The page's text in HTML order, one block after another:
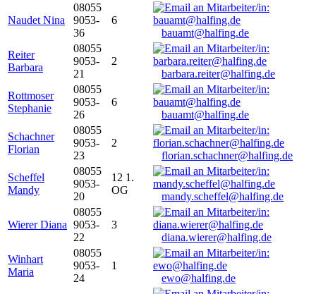
Naudet Nina
08055
9053-
36
6
bauamt@halfing.de
Reiter
Barbara
08055
9053-
21
2
barbara.reiter@halfing.de
Rottmoser
Stephanie
08055
9053-
26
6
bauamt@halfing.de
Schachner
Florian
08055
9053-
23
2
florian.schachner@halfing.de
Scheffel
Mandy
08055
9053-
20
12 1.
OG
mandy.scheffel@halfing.de
Wierer Diana
08055
9053-
22
3
diana.wierer@halfing.de
Winhart
Maria
08055
9053-
24
1
ewo@halfing.de